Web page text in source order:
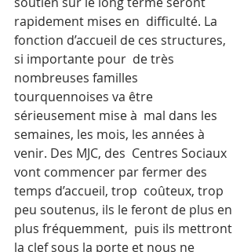
rapidement mises en  difficulté. La
fonction d’accueil de ces structures,
si importante pour  de très
nombreuses familles
tourquennoises va être
sérieusement mise à  mal dans les
semaines, les mois, les années à
venir. Des MJC, des  Centres Sociaux
vont commencer par fermer des
temps d’accueil, trop  coûteux, trop
peu soutenus, ils le feront de plus en
plus fréquemment,  puis ils mettront
la clef sous la porte et nous ne